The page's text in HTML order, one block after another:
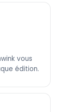
vous
édition.